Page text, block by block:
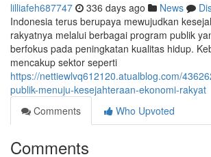
lilliafeh687747 336 days ago News
Indonesia terus berupaya mewujudkan
rakyatnya melalui berbagai program publik
berfokus pada peningkatan kualitas hidup.
mencakup sektor seperti
https://nettiewlvq612120.atualblog.com/
publik-menuju-kesejahteraan-ekonomi-rakyat
Comments
Who Upvoted
Comments